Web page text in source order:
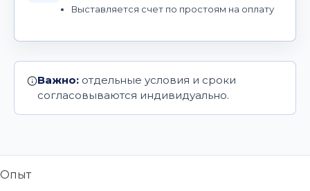
Выставляется счет по простоям на оплату
Важно: отдельные условия и сроки
согласовываются индивидуально.
Опыт